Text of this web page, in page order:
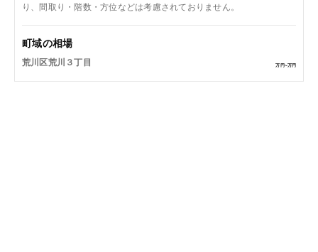
り、間取り・階数・方位などは考慮されておりません。
町域の相場
荒川区荒川３丁目 万円~万円